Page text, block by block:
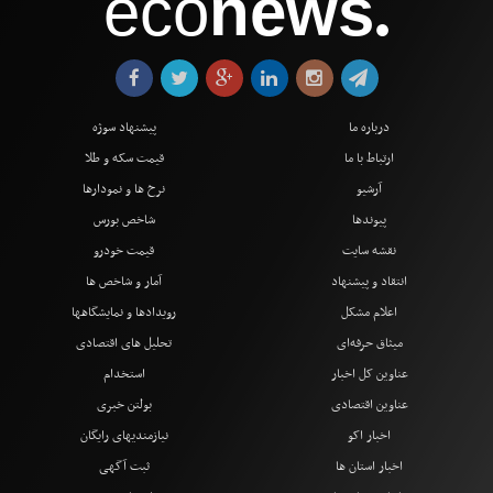
●
درباره ما
ارتباط با ما
آرشیو
پیوندها
نقشه سایت
انتقاد و پیشنهاد
اعلام مشکل
میثاق حرفه‌ای
پیشنهاد سوژه
قیمت سکه و طلا
نرخ ها و نمودارها
شاخص بورس
قیمت خودرو
آمار و شاخص ها
رویدادها و نمایشگاهها
تحلیل های اقتصادی
عناوین کل اخبار
عناوین اقتصادی
اخبار اکو
اخبار استان ها
استخدام
بولتن خبری
نیازمندیهای رایگان
ثبت آگهی